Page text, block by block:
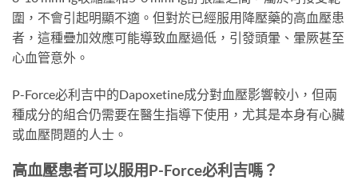
圍，不會引起明顯不適。但對於已經服用降壓藥的高血壓患
者，這種疊加效應可能導致血壓過低，引發頭暈、暈厥甚至
心血管意外。
P-Force必利吉中的Dapoxetine成分對血壓影響較小，但兩
種成分的組合仍需要在醫生指導下使用，尤其是本身有心臟
或血壓問題的人士。
高血壓患者可以服用P-Force必利吉嗎？